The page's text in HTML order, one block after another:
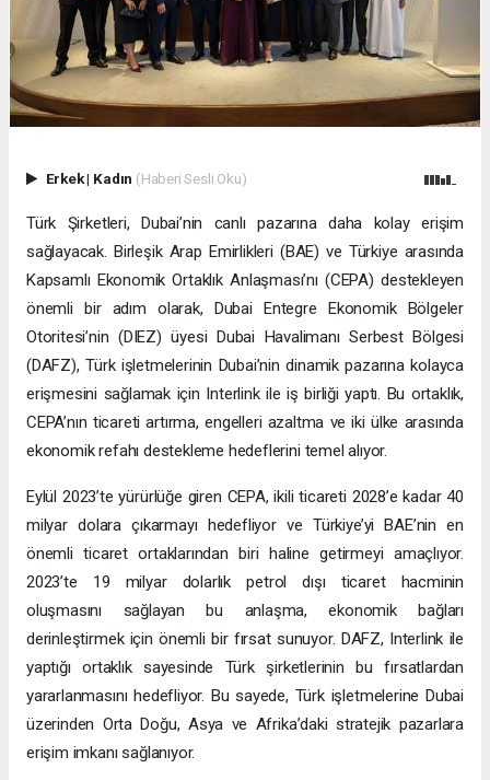
Erkek| Kadın (Haberi Sesli Oku)
Türk Şirketleri, Dubai’nin canlı pazarına daha kolay erişim
sağlayacak. Birleşik Arap Emirlikleri (BAE) ve Türkiye arasında
Kapsamlı Ekonomik Ortaklık Anlaşması’nı (CEPA) destekleyen
önemli bir adım olarak, Dubai Entegre Ekonomik Bölgeler
Otoritesi’nin (DIEZ) üyesi Dubai Havalimanı Serbest Bölgesi
(DAFZ), Türk işletmelerinin Dubai’nin dinamik pazarına kolayca
erişmesini sağlamak için Interlink ile iş birliği yaptı. Bu ortaklık,
CEPA’nın ticareti artırma, engelleri azaltma ve iki ülke arasında
ekonomik refahı destekleme hedeflerini temel alıyor.
Eylül 2023’te yürürlüğe giren CEPA, ikili ticareti 2028’e kadar 40
milyar dolara çıkarmayı hedefliyor ve Türkiye’yi BAE’nin en
önemli ticaret ortaklarından biri haline getirmeyi amaçlıyor.
2023’te 19 milyar dolarlık petrol dışı ticaret hacminin
oluşmasını sağlayan bu anlaşma, ekonomik bağları
derinleştirmek için önemli bir fırsat sunuyor. DAFZ, Interlink ile
yaptığı ortaklık sayesinde Türk şirketlerinin bu fırsatlardan
yararlanmasını hedefliyor. Bu sayede, Türk işletmelerine Dubai
üzerinden Orta Doğu, Asya ve Afrika’daki stratejik pazarlara
erişim imkanı sağlanıyor.